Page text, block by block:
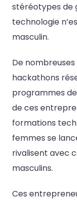
stéréotypes de
technologie
masculin.
De
hackathons
programmes
de ces
formations
femmes se
rivalisent avec
masculins.
Ces